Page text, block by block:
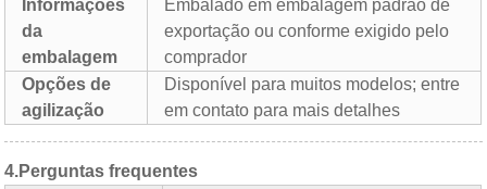
Informações
da
embalagem
Embalado em embalagem padrão de
exportação ou conforme exigido pelo
comprador
Opções de
agilização
Disponível para muitos modelos; entre
em contato para mais detalhes
4.Perguntas frequentes